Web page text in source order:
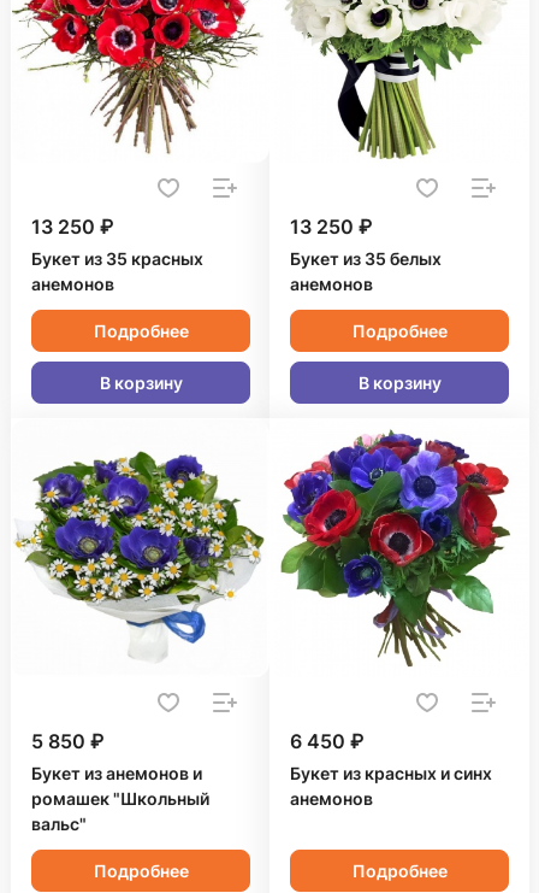
13 250 ₽
Букет из 35 красных
анемонов
Подробнее
В корзину
13 250 ₽
Букет из 35 белых
анемонов
Подробнее
В корзину
5 850 ₽
Букет из анемонов и
ромашек "Школьный
вальс"
Подробнее
6 450 ₽
Букет из красных и синх
анемонов
Подробнее